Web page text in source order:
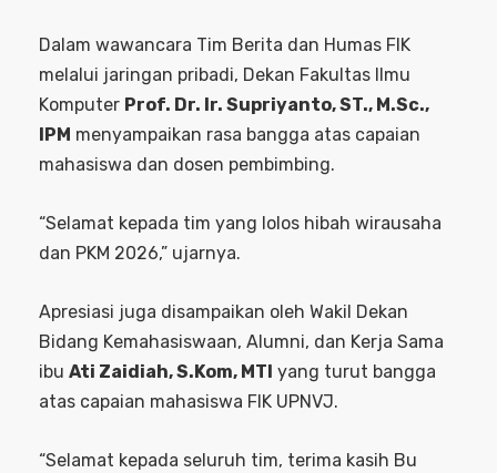
Dalam wawancara Tim Berita dan Humas FIK
melalui jaringan pribadi, Dekan Fakultas Ilmu
Komputer Prof. Dr. Ir. Supriyanto, ST., M.Sc.,
IPM menyampaikan rasa bangga atas capaian
mahasiswa dan dosen pembimbing.
“Selamat kepada tim yang lolos hibah wirausaha
dan PKM 2026,” ujarnya.
Apresiasi juga disampaikan oleh Wakil Dekan
Bidang Kemahasiswaan, Alumni, dan Kerja Sama
ibu Ati Zaidiah, S.Kom, MTI yang turut bangga
atas capaian mahasiswa FIK UPNVJ.
“Selamat kepada seluruh tim, terima kasih Bu